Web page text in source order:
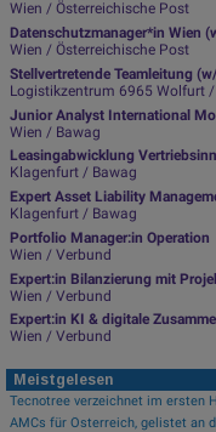
Wien / Österreichische Post
Datenschutzmanager*in Wien
Wien / Österreichische Post
Stellvertretende Teamleitung
Logistikzentrum 6965 Wolfurt
Junior Analyst International
Wien / Bawag
Leasingabwicklung
Klagenfurt / Bawag
Expert Asset Liability
Klagenfurt / Bawag
Portfolio Manager:in Operation
Wien / Verbund
Expert:in Bilanzierung mit
Wien / Verbund
Expert:in KI & digitale
Wien / Verbund
Meistgelesen
AMCs für Österreich, gelistet an